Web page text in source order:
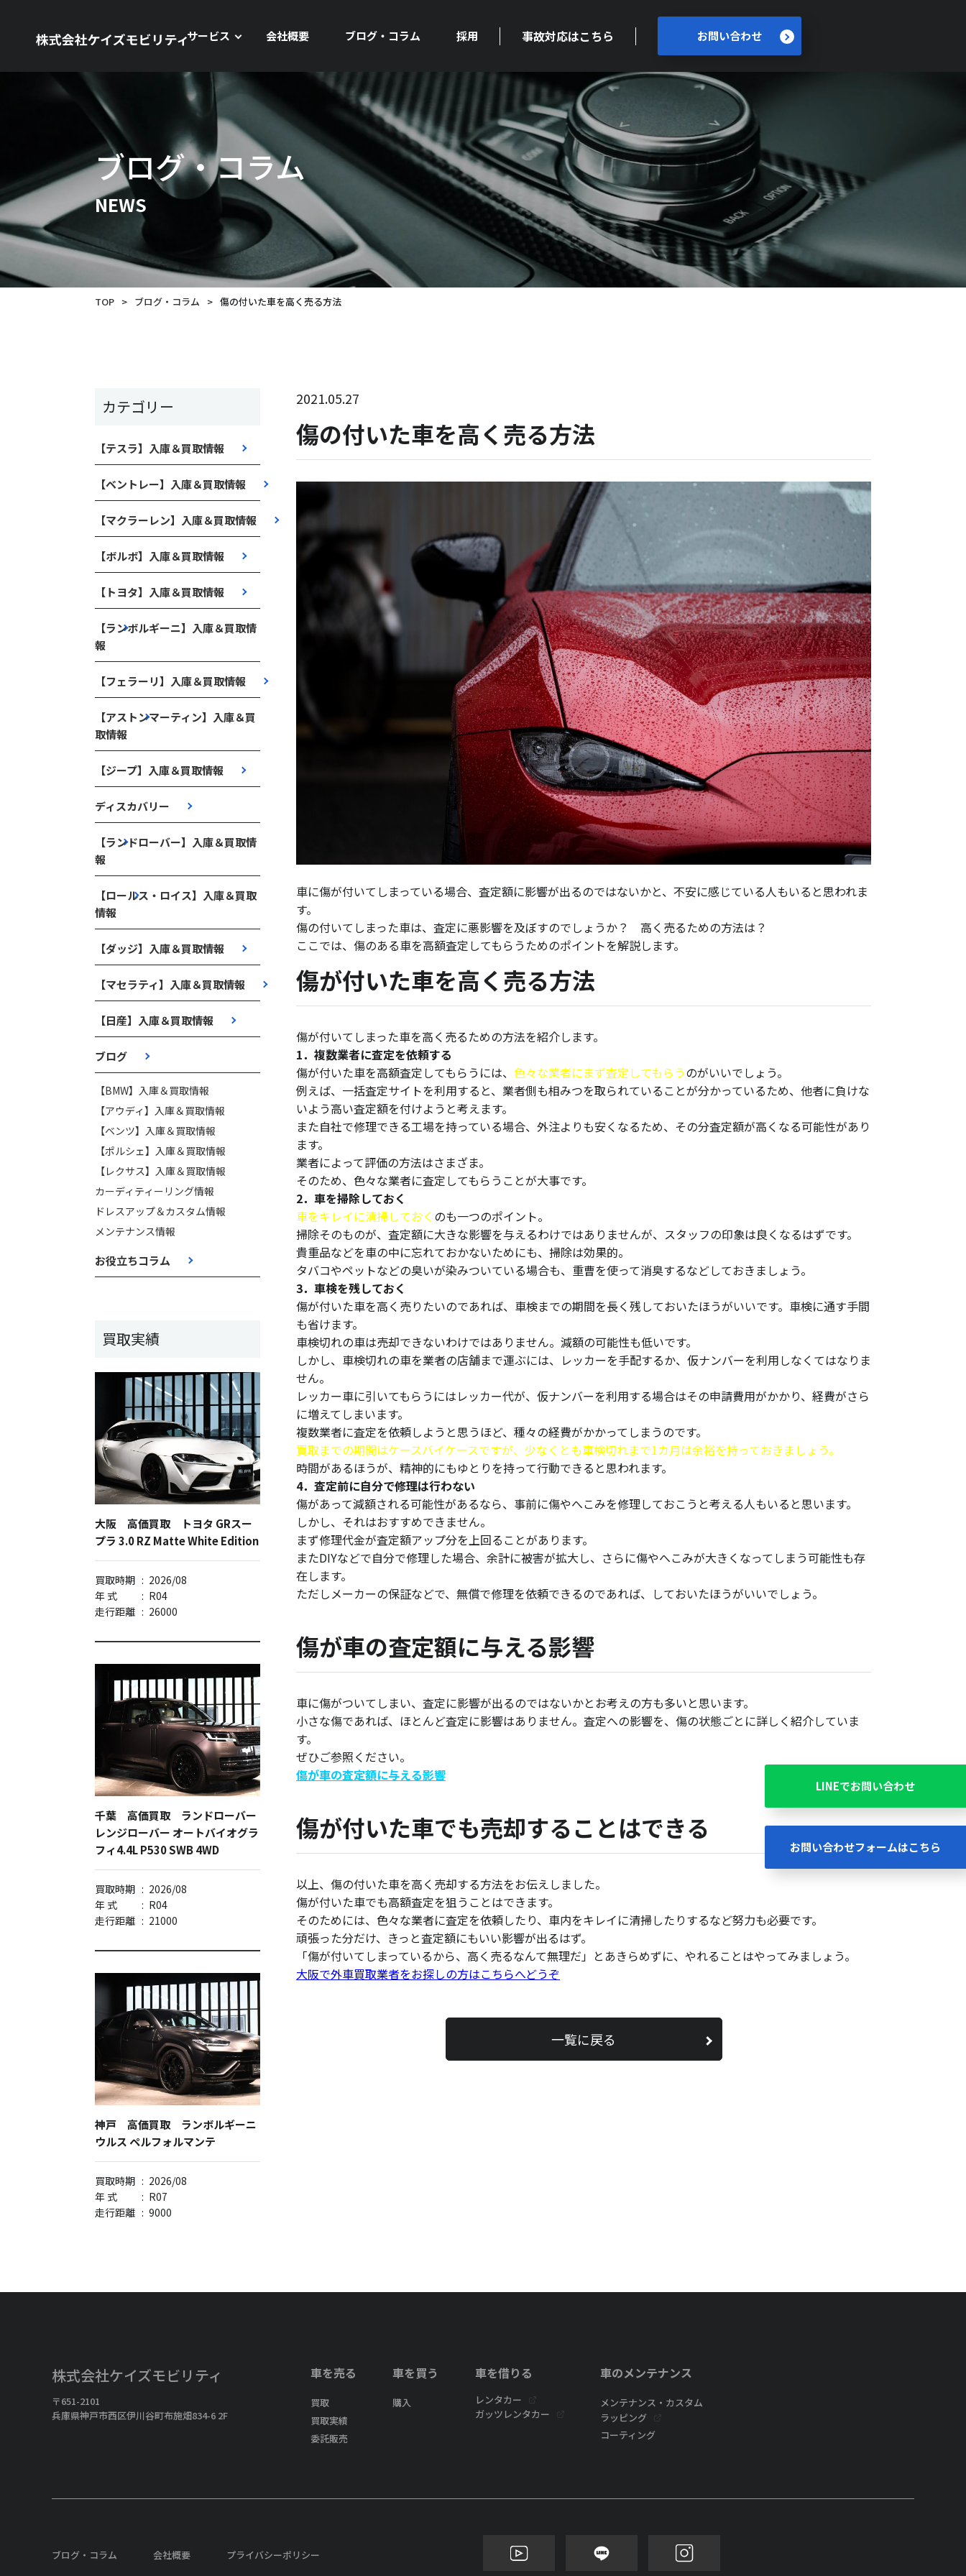
サービス 会社概要 ブログ・コラム 採用 事故対応はこちら お問い合わせ
ブログ・コラム
NEWS
TOP > ブログ・コラム > 傷の付いた車を高く売る方法
LINEでお問い合わせ
お問い合わせフォームはこちら
カテゴリー
【テスラ】入庫＆買取情報
【ベントレー】入庫＆買取情報
【マクラーレン】入庫＆買取情報
【ボルボ】入庫＆買取情報
【トヨタ】入庫＆買取情報
【ランボルギーニ】入庫＆買取情
報
【フェラーリ】入庫＆買取情報
【アストンマーティン】入庫＆買
取情報
【ジープ】入庫＆買取情報
ディスカバリー
【ランドローバー】入庫＆買取情
報
【ロールス・ロイス】入庫＆買取
情報
【ダッジ】入庫＆買取情報
【マセラティ】入庫＆買取情報
【日産】入庫＆買取情報
ブログ
【BMW】入庫＆買取情報
【アウディ】入庫＆買取情報
【ベンツ】入庫＆買取情報
【ポルシェ】入庫＆買取情報
【レクサス】入庫＆買取情報
カーディティーリング情報
ドレスアップ＆カスタム情報
メンテナンス情報
お役立ちコラム
買取実績
大阪 高価買取 トヨタ GRスー
プラ 3.0 RZ Matte White Edition
買取時期 : 2026/08
年 式
: R04
走行距離 : 26000
千葉 高価買取 ランドローバー
レンジローバー オートバイオグラ
フィ4.4L P530 SWB 4WD
買取時期 : 2026/08
年 式
: R04
走行距離 : 21000
神戸 高価買取 ランボルギーニ
ウルス ペルフォルマンテ
買取時期 : 2026/08
年 式
: R07
走行距離 : 9000
2021.05.27
傷の付いた車を高く売る方法
車に傷が付いてしまっている場合、査定額に影響が出るのではないかと、不安に感じている人もいると思われま
す。
傷の付いてしまった車は、査定に悪影響を及ぼすのでしょうか？ 高く売るための方法は？
ここでは、傷のある車を高額査定してもらうためのポイントを解説します。
傷が付いた車を高く売る方法
傷が付いてしまった車を高く売るための方法を紹介します。
1．複数業者に査定を依頼する
傷が付いた車を高額査定してもらうには、 色々な業者にまず査定してもらうのがいいでしょう。
例えば、一括査定サイトを利用すると、業者側も相みつを取られていることが分かっているため、他者に負けな
いよう高い査定額を付けようと考えます。
また自社で修理できる工場を持っている場合、外注よりも安くなるため、その分査定額が高くなる可能性があり
ます。
業者によって評価の方法はさまざま。
そのため、色々な業者に査定してもらうことが大事です。
2．車を掃除しておく
車をキレイに清掃しておく のも一つのポイント。
掃除そのものが、査定額に大きな影響を与えるわけではありませんが、スタッフの印象は良くなるはずです。
貴重品などを車の中に忘れておかないためにも、掃除は効果的。
タバコやペットなどの臭いが染みついている場合も、重曹を使って消臭するなどしておきましょう。
3．車検を残しておく
傷が付いた車を高く売りたいのであれば、車検までの期間を長く残しておいたほうがいいです。車検に通す手間
も省けます。
車検切れの車は売却できないわけではありません。減額の可能性も低いです。
しかし、車検切れの車を業者の店舗まで運ぶには、レッカーを手配するか、仮ナンバーを利用しなくてはなりま
せん。
レッカー車に引いてもらうにはレッカー代が、仮ナンバーを利用する場合はその申請費用がかかり、経費がさら
に増えてしまいます。
複数業者に査定を依頼しようと思うほど、種々の経費がかかってしまうのです。
買取までの期間はケースバイケースですが、少なくとも車検切れまで1カ月は余裕を持っておきましょう。
時間があるほうが、精神的にもゆとりを持って行動できると思われます。
4．査定前に自分で修理は行わない
傷があって減額される可能性があるなら、事前に傷やへこみを修理しておこうと考える人もいると思います。
しかし、それはおすすめできません。
まず修理代金が査定額アップ分を上回ることがあります。
またDIYなどで自分で修理した場合、余計に被害が拡大し、さらに傷やへこみが大きくなってしまう可能性も存
在します。
ただしメーカーの保証などで、無償で修理を依頼できるのであれば、しておいたほうがいいでしょう。
傷が車の査定額に与える影響
車に傷がついてしまい、査定に影響が出るのではないかとお考えの方も多いと思います。
小さな傷であれば、ほとんど査定に影響はありません。査定への影響を、傷の状態ごとに詳しく紹介していま
す。
ぜひご参照ください。
傷が車の査定額に与える影響
傷が付いた車でも売却することはできる
以上、傷の付いた車を高く売却する方法をお伝えしました。
傷が付いた車でも高額査定を狙うことはできます。
そのためには、色々な業者に査定を依頼したり、車内をキレイに清掃したりするなど努力も必要です。
頑張った分だけ、きっと査定額にもいい影響が出るはず。
「傷が付いてしまっているから、高く売るなんて無理だ」とあきらめずに、やれることはやってみましょう。
大阪で外車買取業者をお探しの方はこちらへどうぞ
一覧に戻る
株式会社ケイズモビリティ
〒651-2101
兵庫県神戸市西区伊川谷町布施畑834-6 2F
車を売る
買取
買取実績
委託販売
車を買う
購入
車を借りる
レンタカー
ガッツレンタカー
車のメンテナンス
メンテナンス・カスタム
ラッピング
コーティング
ブログ・コラム 会社概要 プライバシーポリシー